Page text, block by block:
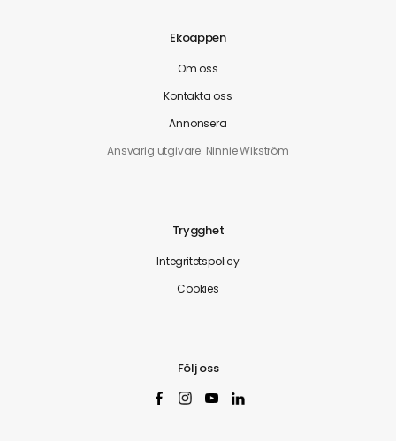
Ekoappen
Om oss
Kontakta oss
Annonsera
Ansvarig utgivare: Ninnie Wikström
Trygghet
Integritetspolicy
Cookies
Följ oss